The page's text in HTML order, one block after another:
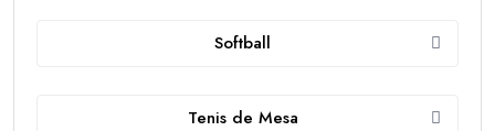
Softball
Tenis de Mesa